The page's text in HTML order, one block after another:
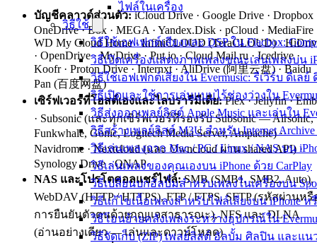
ไฟล์ในเครื่อง
วิธีใช้
วิธีใช้เอฟเฟกต์เสียงและ DSP ใน Flacbox:
วิธีเปิดเครื่องแสดงภาพเพลงขณะเล่นเพลงบน
วิธีใช้เอฟเฟกต์เสียงใน Evermusic: รีเวิร์บ ดี
วิธีเปิดและใช้การเล่นแบบไร้ช่องว่างใน
วิธีส่งออกเพลย์ลิสต์ Apple Music และเล่นใน
วิธีสร้างเพลย์ลิสต์ M3U สำหรับ Internet
วิธีเล่นเพลงจาก Mac / PC / Linux / NAS บน
วิธีเล่นเพลงของคุณเองบน iPhone ด้วย CarPlay
วิธีเปลี่ยนปกอัลบั้มสำหรับเพลงในเครื่องบน
วิธีแก้ไขเนื้อเพลงสำหรับไฟล์เสียงบน iPhone ห
วิธีโอนย้ายคลังเพลงระหว่างอุปกรณ์ใน
วิธีจัดเก็บ (ZIP) เพลย์ลิสต์ อัลบั้ม ศิลปิน และแน
บัญชีคลาวด์ส่วนตัว:iCloud Drive · Google Drive · Dropbox
OneDrive · Box · MEGA · Yandex.Disk · pCloud · MediaFire
WD My Cloud Home · InfiniCLOUD (TeraCLOUD) ·
· OpenDrive · MyDrive · Put.io · Cloud Mail.ru · Icedrive ·
Koofr · Proton Drive · Internxt · AliDrive (阿里云盘) · Baidu
Pan (百度网盘)
เซิร์ฟเวอร์ที่โฮสต์เองและไลบรารีมีเดีย:Plex · Jellyfin ·
· Subsonic (และทุกเซิร์ฟเวอร์ที่รองรับ Subsonic — Airsonic,
Funkwhale, Gonic, Logitech Media Server, Ampache) ·
Navidrome · Nextcloud (และ Owncloud ผ่าน shared API) ·
Synology Drive · QNAP
NAS และโปรโตคอลแชร์ไฟล์:SMB (SMB1, SMB2, Auto),
WebDAV (HTTP / HTTPS), FTP / FTPS, SFTP (รหัสผ่านหรื
การยืนยันตัวตนด้วยกุญแจสาธารณะ), NFS และ DLNA
(อ่านอย่างเดียว — เล่นและดาวน์โหลด)